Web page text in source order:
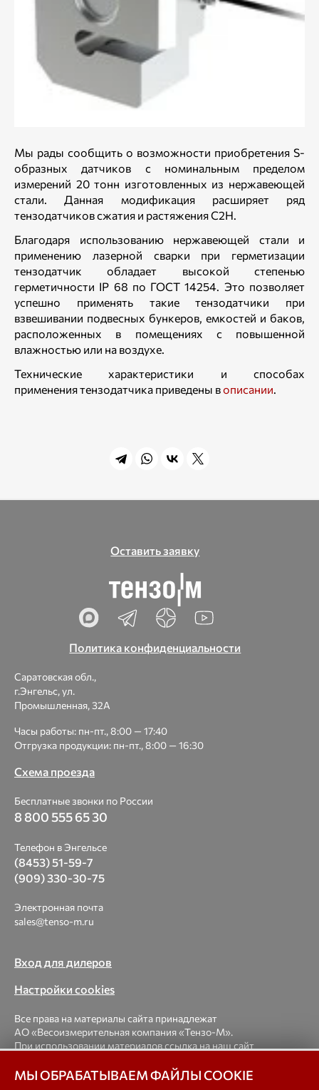
Мы рады сообщить о возможности приобретения S-
образных датчиков с номинальным пределом
измерений 20 тонн изготовленных из нержавеющей
стали. Данная модификация расширяет ряд
тензодатчиков сжатия и растяжения С2Н.
Благодаря использованию нержавеющей стали и
применению лазерной сварки при герметизации
тензодатчик обладает высокой степенью
герметичности IP 68 по ГОСТ 14254. Это позволяет
успешно применять такие тензодатчики при
взвешивании подвесных бункеров, емкостей и баков,
расположенных в помещениях с повышенной
влажностью или на воздухе.
Технические характеристики и способах
применения тензодатчика приведены вописании.
Оставить заявку
Политика конфиденциальности
Саратовская обл.,
г.Энгельс, ул.
Промышленная, 32А
Часы работы: пн-пт., 8:00 — 17:40
Отгрузка продукции: пн-пт., 8:00 — 16:30
Схема проезда
Бесплатные звонки по России
8 800 555 65 30
Телефон в Энгельсе
(8453) 51-59-7
(909) 330-30-75
Электронная почта
sales@tenso-m.ru
Вход для дилеров
Настройки cookies
Все права на материалы сайта принадлежат
АО «Весоизмерительная компания «Тензо-М».
При использовании материалов ссылка на наш сайт
МЫ ОБРАБАТЫВАЕМ ФАЙЛЫ COOKIE